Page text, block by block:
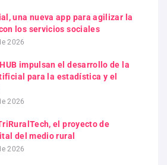
una nueva app para agilizar la
los servicios sociales
2026
impulsan el desarrollo de la
para la estadística y el
2026
el proyecto de
del medio rural
2026